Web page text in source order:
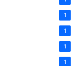
1
1
1
1